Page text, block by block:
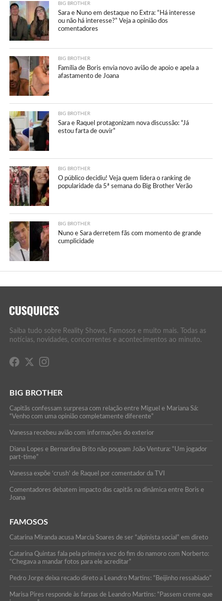
BIG BROTHER
Sara e Nuno em destaque no Extra: “Há interesse
ou não há interesse?” Veja a opinião dos
comentadores
BIG BROTHER
Família de Boris envia novo avião de apoio e apela a
afastamento de Joana
BIG BROTHER
Sara e Raquel protagonizam nova discussão: “Já
estou farta de ouvir”
BIG BROTHER
O público decidiu! Veja quem lidera o ranking de
popularidade da 5ª semana do Big Brother Verão
BIG BROTHER
Nuno e Sara derretem fãs com momento de grande
cumplicidade
Saiba tudo sobre Reality Shows, Famosos e muito mais. Todas as
notícias, novidades, concorrentes e acontecimentos ao minuto.
BIG BROTHER
Capitãs confessam surpresa com relação entre Miguel e Mariana Sá:
“Venho com uma opinião completamente diferente”
Vanessa recebeu avião com informações do exterior
Diana Lopes e Bernardina Brito não poupam João Ventura: “Um jogador
part-time”
Vanessa expõe ‘crush’ de Raquel por comentador da TVI
Comentadores debatem impacto das capitãs na dinâmica entre Boris e
Joana
FAMOSOS
Catarina Miranda acusa Marcia Soares de ser “alpinista social” em direto
Catarina Quintas fala pela primeira vez do fim do namoro com Norberto:
“Chegava a mandar fotos para ele acreditar”
Pedro Jorge deixa recado direto a Leandro Martins: “Beijinho ressabiado”
Marisa Pires responde às farpas de Leandro Martins: “Passem creme que